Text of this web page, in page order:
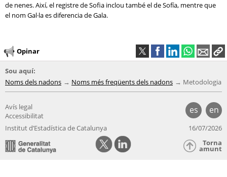
de nenes. Així, el registre de Sofia inclou també el de Sofía, mentre que
el nom Gal·la es diferencia de Gala.
Opinar
Sou aquí:
Noms dels nadons
Noms més freqüents dels nadons Metodologia
es en
Avís legal
Accessibilitat
Institut d’Estadística de Catalunya
16/07/2026
Torna
amunt